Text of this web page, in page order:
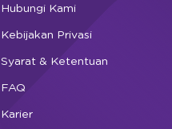
Hubungi Kami
Kebijakan Privasi
Syarat & Ketentuan
FAQ
Karier